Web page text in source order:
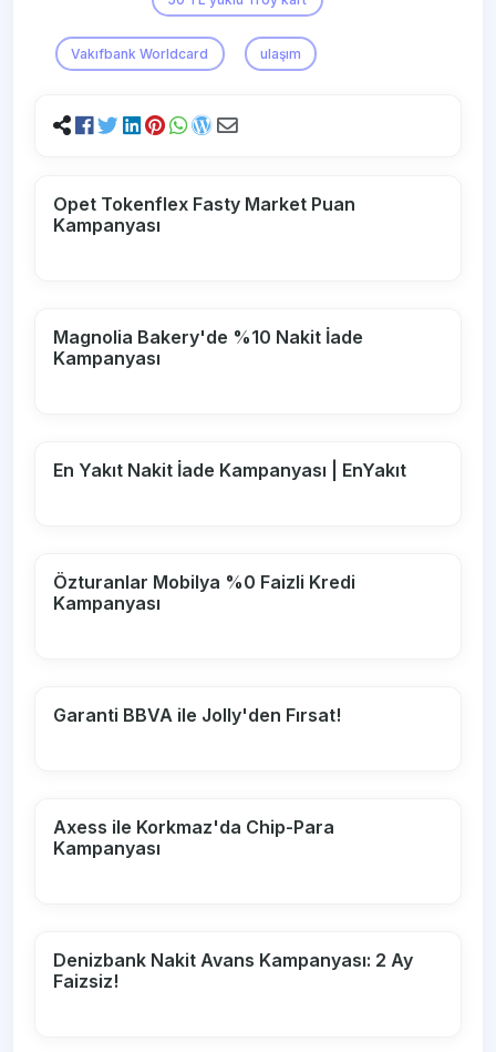
Vakıfbank Worldcard ulaşım
Opet Tokenflex Fasty Market Puan
Kampanyası
Magnolia Bakery'de %10 Nakit İade
Kampanyası
En Yakıt Nakit İade Kampanyası | EnYakıt
Özturanlar Mobilya %0 Faizli Kredi
Kampanyası
Garanti BBVA ile Jolly'den Fırsat!
Axess ile Korkmaz'da Chip-Para
Kampanyası
Denizbank Nakit Avans Kampanyası: 2 Ay
Faizsiz!